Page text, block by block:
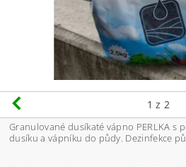
1 z 2
Granulované dusíkaté vápno PERLKA s
dusíku a vápníku do půdy. Dezinfekce